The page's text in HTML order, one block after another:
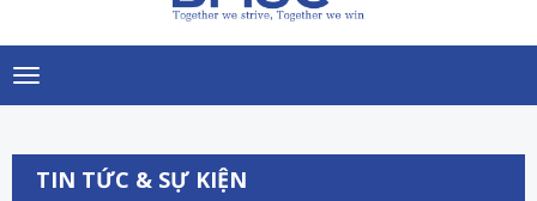
Toggle
navigation
TIN TỨC & SỰ KIỆN